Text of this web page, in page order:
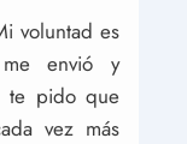
voluntad es
envió y
te pido que
vez más